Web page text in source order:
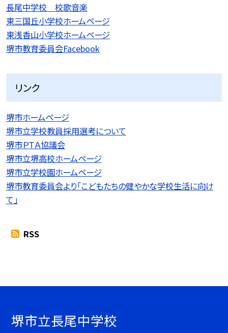
長尾中学校 校歌音楽
東三国丘小学校ホームページ
東浅香山小学校ホームページ
堺市教育委員会Facebook
リンク
堺市ホームページ
堺市立学校教員採用選考について
堺市ＰＴＡ協議会
堺市立堺高校ホームページ
堺市立学校園ホームページ
堺市教育委員会より「こどもたちの健やかな学校生活に向け
て」
RSS
堺市立長尾中学校